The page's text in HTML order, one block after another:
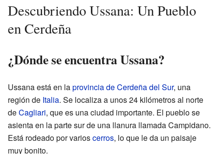
Descubriendo Ussana: Un Pueblo
en Cerdeña
¿Dónde se encuentra Ussana?
Ussana está en laprovincia de Cerdeña del Sur, una
región de Italia. Se localiza a unos 24 kilómetros al norte
deCagliari, que es una ciudad importante. El pueblo se
asienta en la parte sur de una llanura llamada Campidano.
Está rodeado por varioscerros, lo que le da un paisaje
muy bonito.